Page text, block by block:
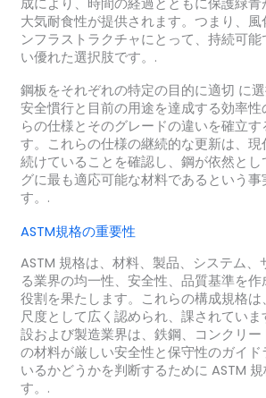
大気耐食性が提供されます。つまり、風
ンフラストラクチャにとって、持続可
い優れた選択肢です。.
鋼板をそれぞれの特定の目的に適切 に選
安全慣行と目前の用途を達成する効率
らの仕様とそのグレードの違いを確立す
す。これらの仕様の継続的な更新は、現
続けていることを確認し、鋼が依然と
グに最も適応可能な材料であるという事
す。.
ASTM規格の重要性
ASTM 規格は、材料、製品、システム、
る業界の均一性、安全性、品質基準を
役割を果たします。これらの構成規格
尺度として広く認められ、課されてい
設および製造業界は、鉄鋼、コンクリ
の材料が厳しい安全性と保守性のガイド
いるかどうかを判断するために ASTM
す。.